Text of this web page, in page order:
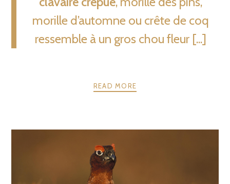
morille d’automne ou crête de coq
ressemble à un gros chou fleur [...]
READ MORE